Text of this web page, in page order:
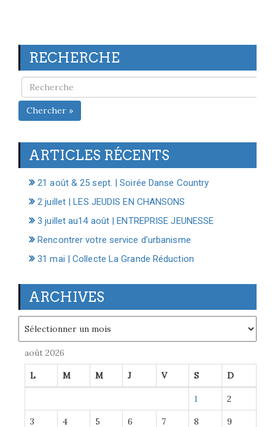
RECHERCHE
Chercher »
ARTICLES RÉCENTS
21 août & 25 sept. | Soirée Danse Country
2 juillet | LES JEUDIS EN CHANSONS
3 juillet au14 août | ENTREPRISE JEUNESSE
Rencontrer votre service d’urbanisme
31 mai | Collecte La Grande Réduction
ARCHIVES
août 2026
L M M J V S D
1 2
3 4 5 6 7 8 9